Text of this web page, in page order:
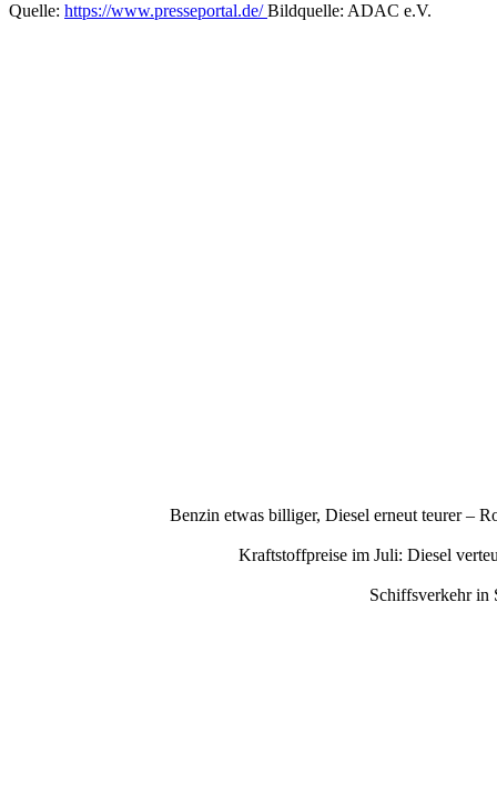
Quelle: https://www.presseportal.de/Bildquelle: ADAC e.V.
Benzin etwas billiger, Diesel erneut teurer –
Kraftstoffpreise im Juli: Diesel
Schiffsverkehr in